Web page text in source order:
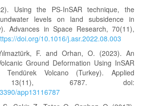
Using the PS-InSAR technique, the
levels on land subsidence in
Advances in Space Research, 70(11),
doi.org/10.1016/j.asr.2022.08.003
F. and Orhan, O. (2023). An
Ground Deformation Using InSAR
Tendürek Volcano (Turkey). Applied
13(11), 6787. doi:
app13116787